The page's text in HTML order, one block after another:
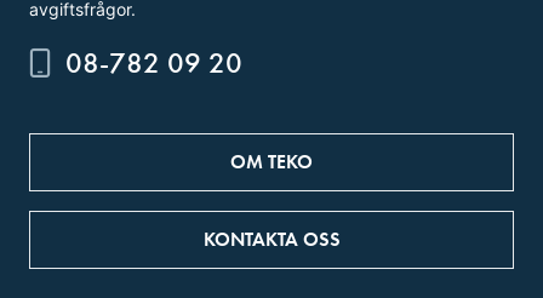
avgiftsfrågor.
08-782 09 20
OM TEKO
KONTAKTA OSS